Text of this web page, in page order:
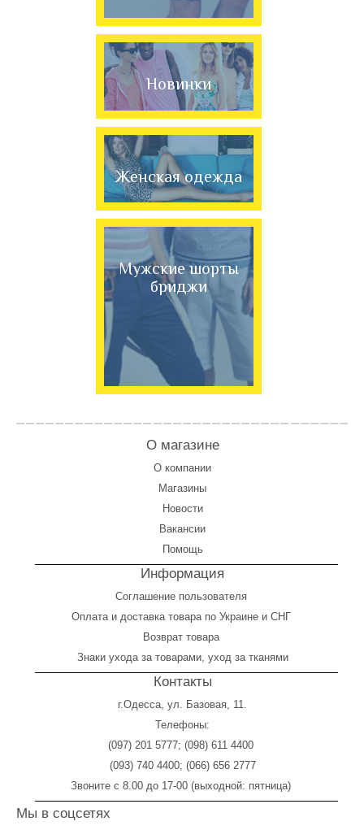
Новинки
Женская одежда
Мужские шорты
бриджи
О магазине
О компании
Магазины
Новости
Вакансии
Помощь
Информация
Соглашение пользователя
Оплатаи доставка товара по Украине и СНГ
Возврат товара
Знаки ухода за товарами, уход за тканями
Контакты
г.Одесса, ул. Базовая, 11.
Телефоны:
(097) 201 5777;(098) 611 4400
(093) 740 4400; (066) 656 2777
Звоните с 8.00 до 17-00 (выходной: пятница)
Мы в соцсетях